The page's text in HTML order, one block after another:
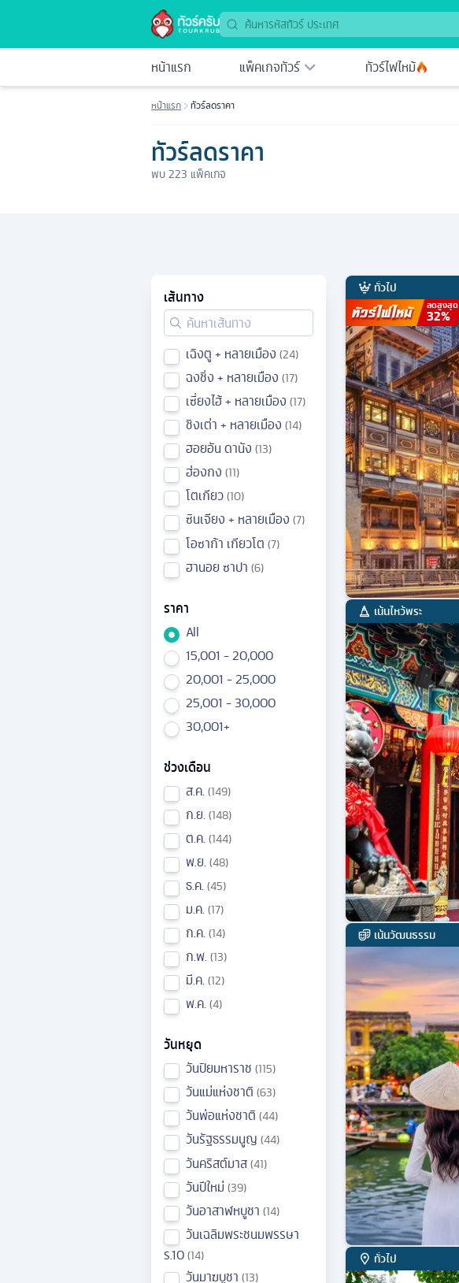
หน้าแรก แพ็คเกจทัวร์ ทัวร์ไฟไหม้
หน้าแรก ทัวร์ลดราคา
ทัวร์ลดราคา
พบ223 แพ็คเกจ
เส้นทาง
เฉิงตู + หลายเมือง 24
ฉงชิ่ง + หลายเมือง 17
เซี่ยงไฮ้ + หลายเมือง 17
ชิงเต่า + หลายเมือง 14
ฮอยอัน ดานัง 13
ฮ่องกง 11
โตเกียว 10
ซินเจียง + หลายเมือง 7
โอซาก้า เกียวโต 7
ฮานอย ซาปา 6
ราคา
All
15,001 - 20,000
20,001 - 25,000
25,001 - 30,000
30,001+
ช่วงเดือน
ส.ค. 149
ก.ย. 148
ต.ค. 144
พ.ย. 48
ธ.ค. 45
ม.ค. 17
ก.ค. 14
ก.พ. 13
มี.ค. 12
พ.ค. 4
วันหยุด
วันปิยมหาราช 115
วันแม่แห่งชาติ 63
วันพ่อแห่งชาติ 44
วันรัฐธรรมนูญ 44
วันคริสต์มาส 41
วันปีใหม่ 39
วันอาสาฬหบูชา 14
วันเฉลิมพระชนมพรรษา
ร.10 14
วันมาฆบูชา 13
ทั่วไป
ลดสูงสุด
32%
เน้นไหว้พระ
เน้นวัฒนธรรม
ทั่วไป